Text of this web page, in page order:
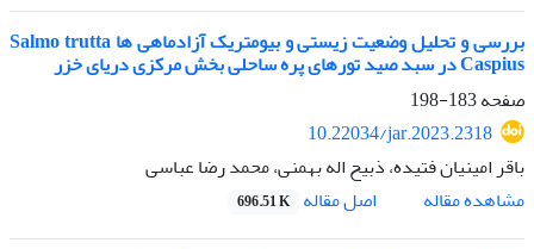
بررسی و تحلیل وضعیت زیستی و بیومتریک آزادماهی ها Salmo trutta
Caspius در سبد صید تورهای پره ساحلی بخش مرکزی دریای خزر
صفحه183-198
10.22034/jar.2023.2318
باقر امینیان فتیده، ذبیح اله بهمنی، محمد رضا عباسی
مشاهده مقاله
اصل مقاله 696.51 K